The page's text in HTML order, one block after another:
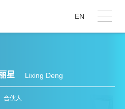
EN
星 Lixing Deng
合伙人